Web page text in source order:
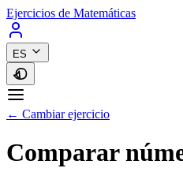
Ejercicios de Matemáticas
ES
← Cambiar ejercicio
Comparar